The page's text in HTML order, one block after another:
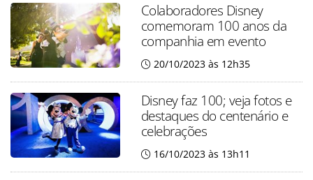
Colaboradores Disney
comemoram 100 anos da
companhia em evento
20/10/2023 às 12h35
Disney faz 100; veja fotos e
destaques do centenário e
celebrações
16/10/2023 às 13h11